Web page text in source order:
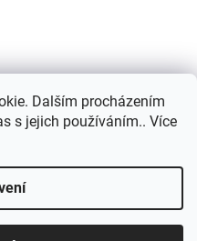
Dalším procházením
s jejich používáním.. Více
Shoptet